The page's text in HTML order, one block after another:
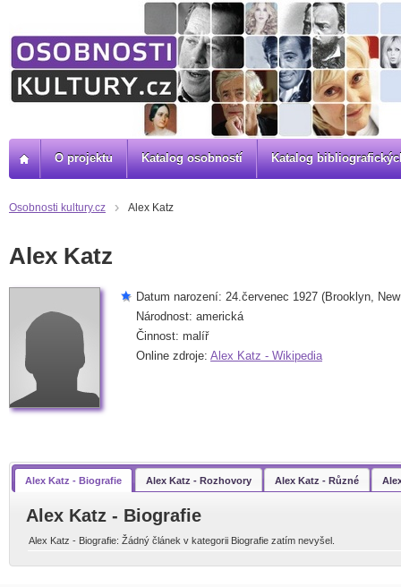
Osobnosti kultury.cz Alex Katz
Alex Katz
Datum narození: 24.červenec 1927 (Brooklyn,
Národnost: americká
Činnost: malíř
Online zdroje: Alex Katz - Wikipedia
Alex Katz - Biografie Alex Katz - Rozhovory Alex Katz - Různé
Alex Katz - Biografie
Alex Katz - Biografie: Žádný článek v kategorii Biografie zatím nevyšel.
O projektu Katalog osobností Katalog